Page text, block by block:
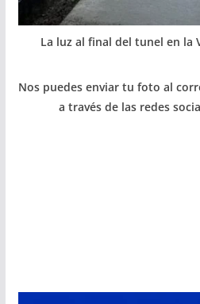
La luz al final del tunel en la
Nos puedes enviar tu foto al
a través de las redes